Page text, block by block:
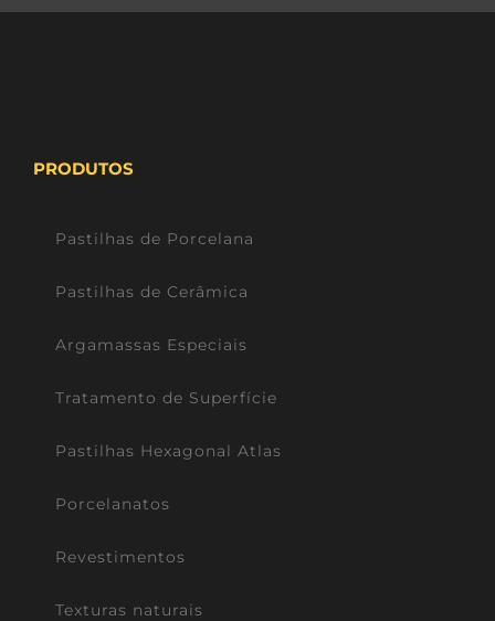
PRODUTOS
Pastilhas de Porcelana
Pastilhas de Cerâmica
Argamassas Especiais
Tratamento de Superfície
Pastilhas Hexagonal Atlas
Porcelanatos
Revestimentos
Texturas naturais